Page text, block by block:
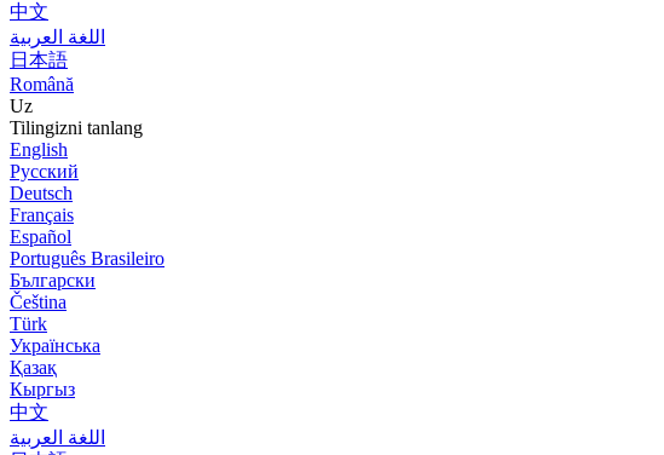
中文
اللغة العربية
日本語
Română
Uz
Tilingizni tanlang
English
Русский
Deutsch
Français
Español
Português Brasileiro
Български
Čeština
Türk
Українська
Қазақ
Кыргыз
中文
اللغة العربية